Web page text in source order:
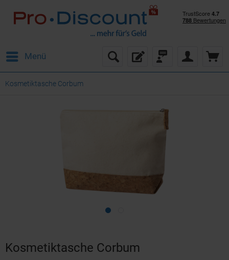
Menü
Kosmetiktasche Corbum
Kosmetiktasche Corbum